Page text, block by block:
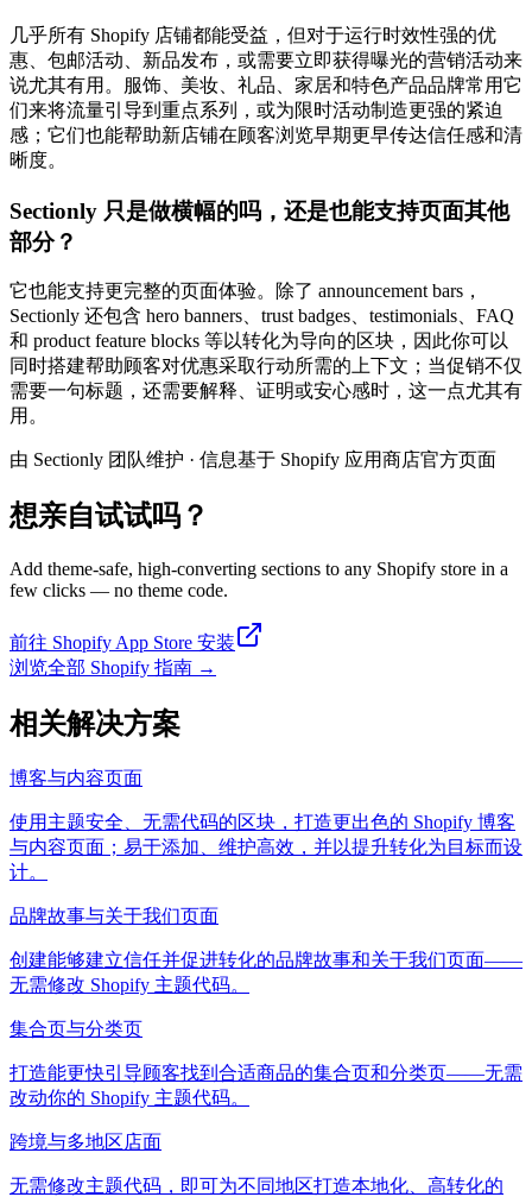
几乎所有 Shopify 店铺都能受益，但对于运行时效性强的优
惠、包邮活动、新品发布，或需要立即获得曝光的营销活动来
说尤其有用。服饰、美妆、礼品、家居和特色产品品牌常用它
们来将流量引导到重点系列，或为限时活动制造更强的紧迫
感；它们也能帮助新店铺在顾客浏览早期更早传达信任感和清
晰度。
Sectionly 只是做横幅的吗，还是也能支持页面其他
部分？
它也能支持更完整的页面体验。除了 announcement bars，
Sectionly 还包含 hero banners、trust badges、testimonials、FAQ
和 product feature blocks 等以转化为导向的区块，因此你可以
同时搭建帮助顾客对优惠采取行动所需的上下文；当促销不仅
需要一句标题，还需要解释、证明或安心感时，这一点尤其有
用。
由 Sectionly 团队维护 · 信息基于 Shopify 应用商店官方页面
想亲自试试吗？
Add theme-safe, high-converting sections to any Shopify store in a
few clicks — no theme code.
前往 Shopify App Store 安装
浏览全部 Shopify 指南 →
相关解决方案
博客与内容页面
使用主题安全、无需代码的区块，打造更出色的 Shopify 博客
与内容页面；易于添加、维护高效，并以提升转化为目标而设
计。
品牌故事与关于我们页面
创建能够建立信任并促进转化的品牌故事和关于我们页面——
无需修改 Shopify 主题代码。
集合页与分类页
打造能更快引导顾客找到合适商品的集合页和分类页——无需
改动你的 Shopify 主题代码。
跨境与多地区店面
无需修改主题代码，即可为不同地区打造本地化、高转化的